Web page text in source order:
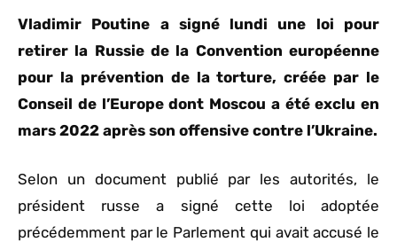
Vladimir Poutine a signé lundi une loi pour
retirer la Russie de la Convention européenne
pour la prévention de la torture, créée par le
Conseil de l’Europe dont Moscou a été exclu en
mars 2022 après son offensive contre l’Ukraine.
Selon un document publié par les autorités, le
président russe a signé cette loi adoptée
précédemment par le Parlement qui avait accusé le